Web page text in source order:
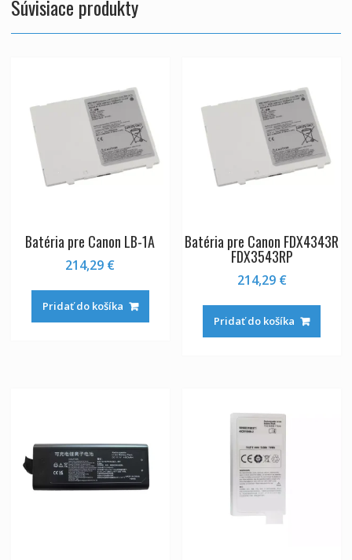
Súvisiace produkty
Batéria pre Canon LB-1A
214,29 €
Pridať do košíka
Batéria pre Canon FDX4343R
FDX3543RP
214,29 €
Pridať do košíka